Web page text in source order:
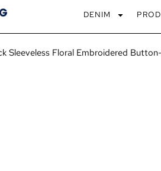
DENIM
Sleeveless Floral Embroidered